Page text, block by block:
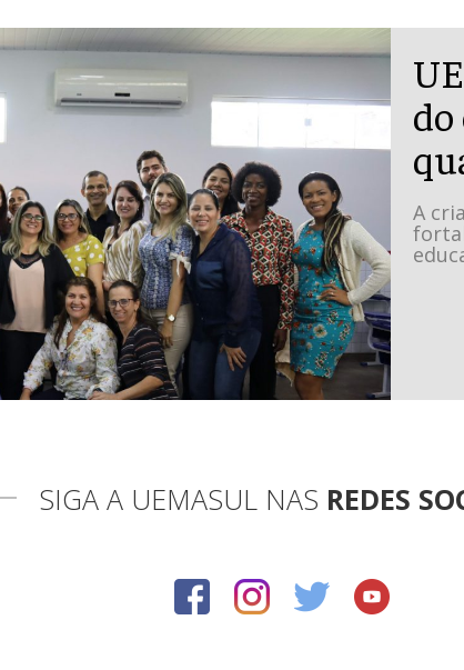
A
SIGA A UEMASUL NAS REDES